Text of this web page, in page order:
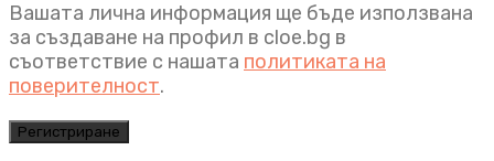
Вашата лична информация ще бъде използвана
за създаване на профил в cloe.bg в
съответствие с нашата политиката на
поверителност.
Регистриране